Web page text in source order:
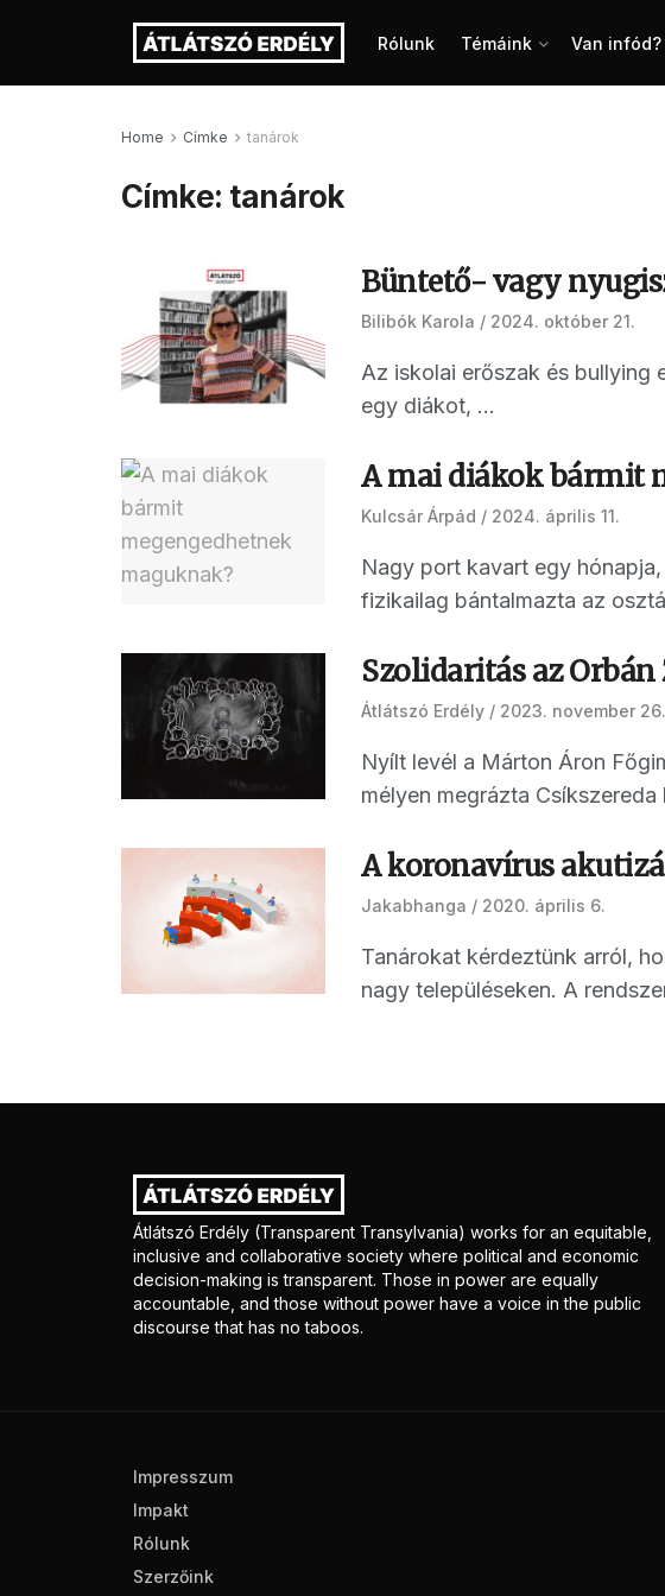
Rólunk Témáink Van infód?
Home Címke tanárok
Címke: tanárok
Büntető- vagy
Bilibók Karola 2024. október 21.
Az iskolai erőszak és bullying
egy diákot, ...
A mai diákok bármit
Kulcsár Árpád 2024. április 11.
Nagy port kavart egy
fizikailag bántalmazta az
Szolidaritás az
Átlátszó Erdély 2023. november 26.
Nyílt levél a Márton Áron
mélyen megrázta
A koronavírus
Jakabhanga 2020. április 6.
Tanárokat kérdeztünk arról,
nagy településeken. A
Átlátszó Erdély (Transparent Transylvania) works for an equitable,
inclusive and collaborative society where political and economic
decision-making is transparent. Those in power are equally
accountable, and those without power have a voice in the public
discourse that has no taboos.
Impresszum
Impakt
Rólunk
Szerzőink